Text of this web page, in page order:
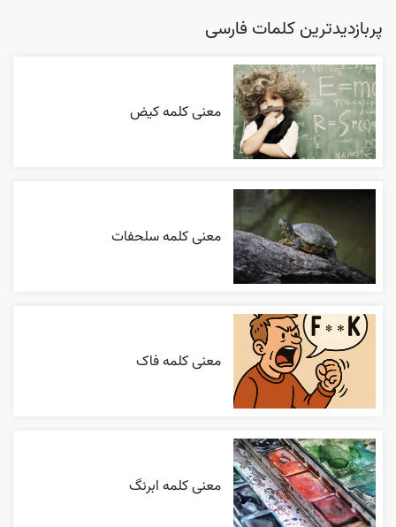
پربازدیدترین کلمات فارسی
معنی کلمه کیض
معنی کلمه سلحفات
معنی کلمه فاک
معنی کلمه ابرنگ